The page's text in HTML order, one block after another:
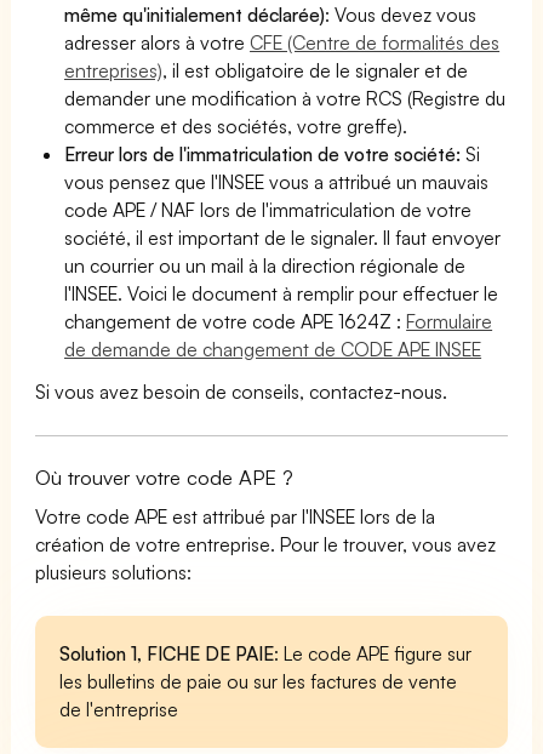
même qu'initialement déclarée): Vous devez vous
adresser alors à votre CFE (Centre de formalités des
entreprises), il est obligatoire de le signaler et de
demander une modification à votre RCS (Registre du
commerce et des sociétés, votre greffe).
Erreur lors de l'immatriculation de votre société:Si
vous pensez que l'INSEE vous a attribué un mauvais
code APE / NAF lors de l'immatriculation de votre
société, il est important de le signaler. Il faut envoyer
un courrier ou un mail à la direction régionale de
l'INSEE. Voici le document à remplir pour effectuer le
changement de votre code APE 1624Z :Formulaire
de demande de changement de CODE APE INSEE
Si vous avez besoin de conseils, contactez-nous.
Où trouver votre code APE ?
Votre code APE est attribué par l'INSEE lors de la
création de votre entreprise. Pour le trouver, vous avez
plusieurs solutions:
Solution 1, FICHE DE PAIE: Le code APE figure sur
les bulletins de paie ou sur les factures de vente
de l'entreprise